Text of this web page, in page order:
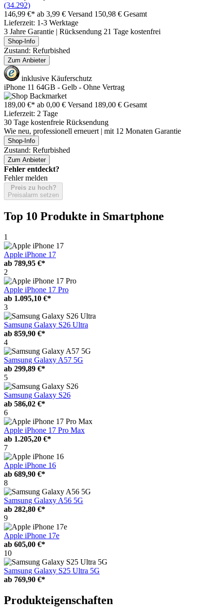
(34.292)
146,99 €* ab 3,99 € Versand 150,98 € Gesamt
Lieferzeit: 1-3 Werktage
3 Jahre Garantie | Rücksendung 21 Tage kostenfrei
Shop-Info
Zustand: Refurbished
Zum Anbieter
inklusive Käuferschutz
iPhone 11 64GB - Gelb - Ohne Vertrag
189,00 €* ab 0,00 € Versand 189,00 € Gesamt
Lieferzeit: 2 Tage
30 Tage kostenfreie Rücksendung
Wie neu, professionell erneuert | mit 12 Monaten Garantie
Shop-Info
Zustand: Refurbished
Zum Anbieter
Fehler entdeckt?
Fehler melden
Preis zu hoch?
Preisalarm setzen
Top 10 Produkte in Smartphone
1
Apple iPhone 17
ab 789,95 €*
2
Apple iPhone 17 Pro
ab 1.095,10 €*
3
Samsung Galaxy S26 Ultra
ab 859,90 €*
4
Samsung Galaxy A57 5G
ab 299,89 €*
5
Samsung Galaxy S26
ab 586,02 €*
6
Apple iPhone 17 Pro Max
ab 1.205,20 €*
7
Apple iPhone 16
ab 689,90 €*
8
Samsung Galaxy A56 5G
ab 282,80 €*
9
Apple iPhone 17e
ab 605,00 €*
10
Samsung Galaxy S25 Ultra 5G
ab 769,90 €*
Produkteigenschaften